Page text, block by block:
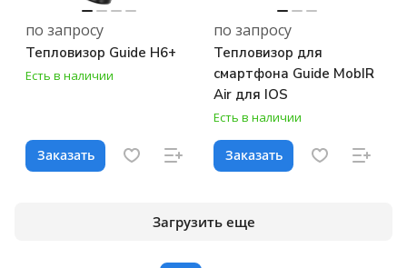
по запросу
Тепловизор Guide H6+
Есть в наличии
Заказать
по запросу
Тепловизор для
смартфона Guide MobIR
Air для IOS
Есть в наличии
Заказать
Загрузить еще